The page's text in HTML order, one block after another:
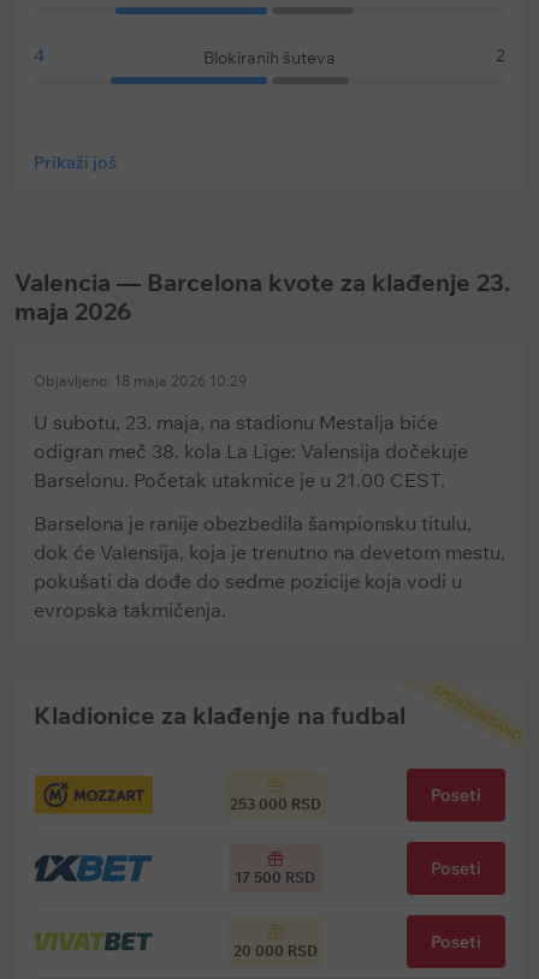
4 Blokiranih šuteva 2
Prikaži još
Valencia — Barcelona kvote za klađenje 23.
maja 2026
Objavljeno: 18 maja 2026 10:29
U subotu, 23. maja, na stadionu Mestalja biće
odigran meč 38. kola La Lige: Valensija dočekuje
Barselonu. Početak utakmice je u 21.00 CEST.
Barselona je ranije obezbedila šampionsku titulu,
dok će Valensija, koja je trenutno na devetom mestu,
pokušati da dođe do sedme pozicije koja vodi u
evropska takmičenja.
SPONZORISANO
Kladionice za klađenje na fudbal
253 000 RSD Poseti
17 500 RSD Poseti
20 000 RSD Poseti